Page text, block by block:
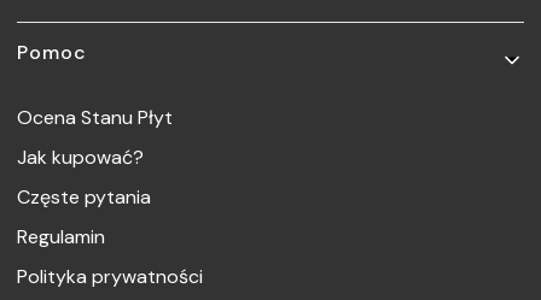
Pomoc
Ocena Stanu Płyt
Jak kupować?
Częste pytania
Regulamin
Polityka prywatności